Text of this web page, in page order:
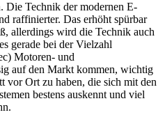
Die Technik der modernen E-
raffinierter. Das erhöht spürbar
allerdings wird die Technik auch
gerade bei der Vielzahl
Motoren- und
auf den Markt kommen, wichtig
vor Ort zu haben, die sich mit den
bestens auskennt und viel